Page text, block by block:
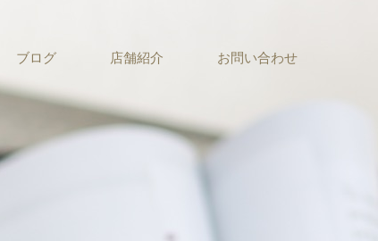
ブログ 店舗紹介 お問い合わせ